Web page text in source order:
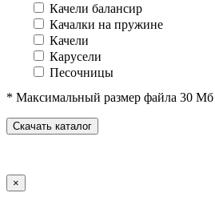
Качели балансир
Качалки на пружине
Качели
Карусели
Песочницы
Домики-беседки
Детские столики и скамьи
Теневые навесы и сцены
* Максимальный размер файла 30 Мб
Скачать каталог
×